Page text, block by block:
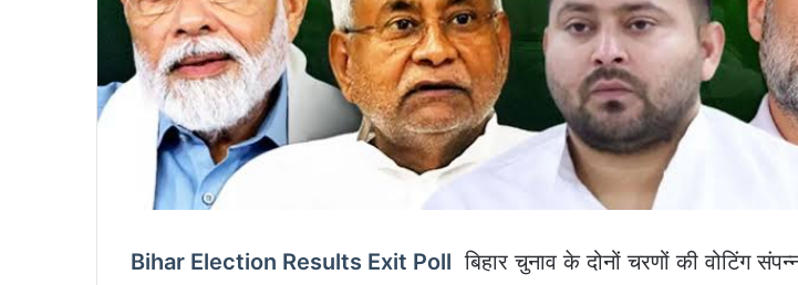
Bihar Election Results Exit Poll बिहार चुनाव के दोनों चरणों की वोटिंग